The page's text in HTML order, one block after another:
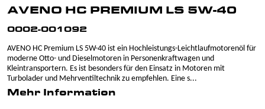
AVENO HC PREMIUM LS 5W-40
0002-001092
AVENO HC Premium LS 5W-40 ist ein Hochleistungs-Leichtlaufmotorenöl für
moderne Otto- und Dieselmotoren in Personenkraftwagen und
Kleintransportern. Es ist besonders für den Einsatz in Motoren mit
Turbolader und Mehrventiltechnik zu empfehlen. Eine s...
Mehr Information